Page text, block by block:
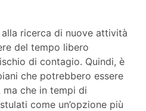
ricerca di nuove attività
del tempo libero
di contagio. Quindi, è
che potrebbero essere
che in tempi di
come un’opzione più